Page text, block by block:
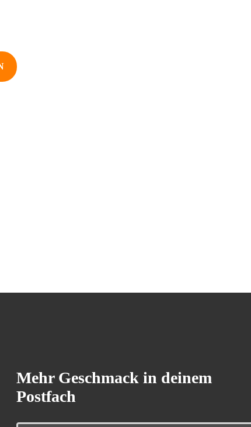
Mehr Geschmack in deinem
Postfach